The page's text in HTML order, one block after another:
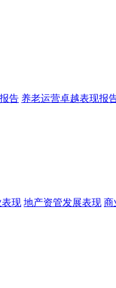
告 养老运营卓越表现报
现 地产资管发展表现 商